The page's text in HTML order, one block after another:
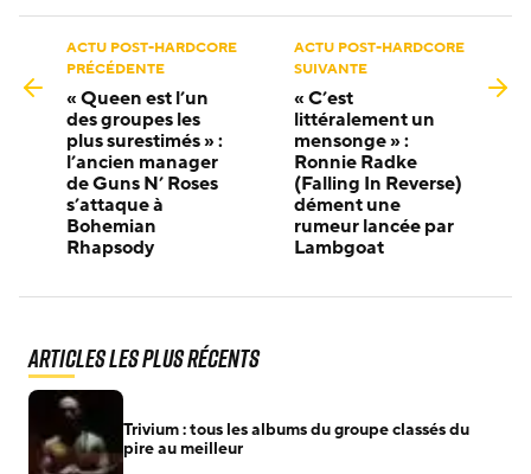
ACTU POST-HARDCORE
PRÉCÉDENTE
« Queen est l’un
des groupes les
plus surestimés » :
l’ancien manager
de Guns N’ Roses
s’attaque à
Bohemian
Rhapsody
ACTU POST-HARDCORE
SUIVANTE
« C’est
littéralement un
mensonge » :
Ronnie Radke
(Falling In Reverse)
dément une
rumeur lancée par
Lambgoat
Articles les plus récents
Trivium : tous les albums du groupe classés du
pire au meilleur